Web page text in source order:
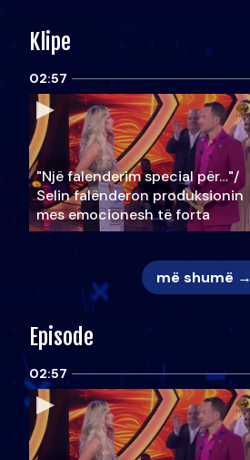
Klipe
02:57
"Një falenderim special për…"/
Selin falënderon produksionin
mes emocionesh të forta
më shumë →
Episode
02:57